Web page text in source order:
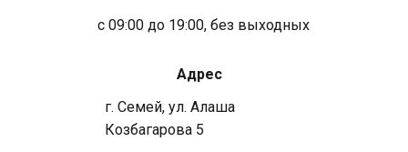
с 09:00 до 19:00, без выходных
г. Семей, ул. Алаша
Козбагарова 5
Адрес